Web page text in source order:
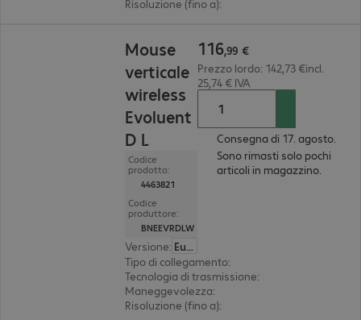
Risoluzione (fino a):
Mouse
verticale
wireless
Evoluent
D L
Codice
prodotto:
4463821
Codice
produttore:
BNEEVRDLW
Versione:
Europa
Tipo di collegamento:
Tecnologia di trasmissione:
Maneggevolezza:
Risoluzione (fino a):
116,99 €
Prezzo lordo: 142,73 €incl.
25,74 € IVA
Consegna di 17. agosto.
Sono rimasti solo pochi
articoli in magazzino.